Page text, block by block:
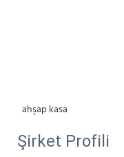
ahşap kasa
Şirket Profili